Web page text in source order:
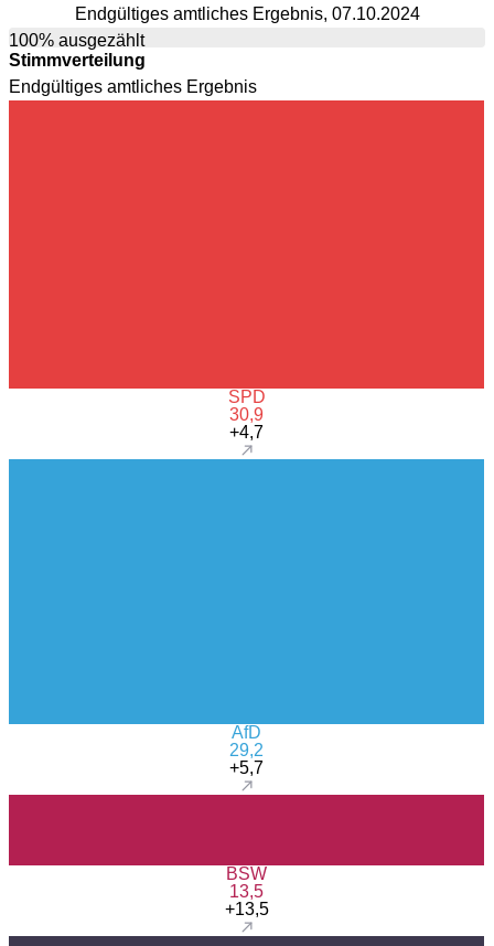
Endgültiges amtliches Ergebnis, 07.10.2024
100% ausgezählt
Stimmverteilung
Endgültiges amtliches Ergebnis
SPD
30,9
+4,7
AfD
29,2
+5,7
BSW
13,5
+13,5